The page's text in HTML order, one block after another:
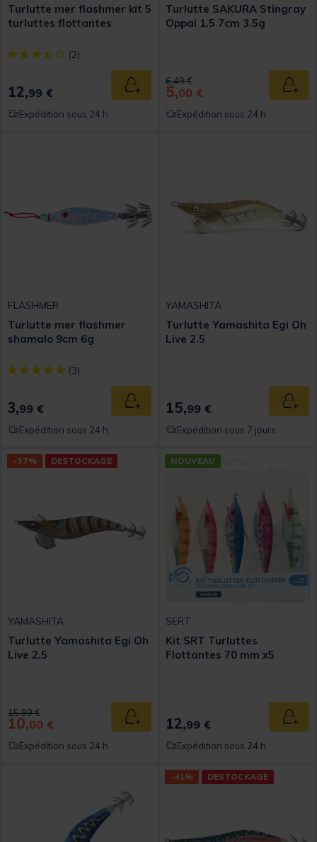
Turlutte mer flashmer kit 5
turluttes flottantes
[object Object] out of 5 Customer Rating
(2)
12,99 € Ajouter au panier
Expédition sous 24 h
Turlutte SAKURA Stingray
Oppai 1.5 7cm 3.5g
Price reduced from
6,49 €to
5,00 €
Expédition sous 24 h
FLASHMER
Turlutte mer flashmer
shamalo 9cm 6g
[object Object] out of 5 Customer Rating
(3)
3,99 € Ajouter au panier
Expédition sous 24 h
YAMASHITA
Turlutte Yamashita Egi Oh
Live 2.5
15,99 €
Expédition sous 7 jours
-37% DESTOCKAGE
YAMASHITA
Turlutte Yamashita Egi Oh
Live 2.5
Price reduced from
15,99 €to
10,00 € Ajouter au panier
Expédition sous 24 h
NOUVEAU
SERT
Kit SRT Turluttes
Flottantes 70 mm x5
12,99 €
Expédition sous 24 h
-41% DESTOCKAGE